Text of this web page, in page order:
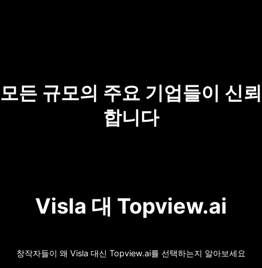
모든 규모의 주요 기업들이 신뢰
합니다
Visla 대 Topview.ai
창작자들이 왜 Visla 대신 Topview.ai를 선택하는지 알아보세요